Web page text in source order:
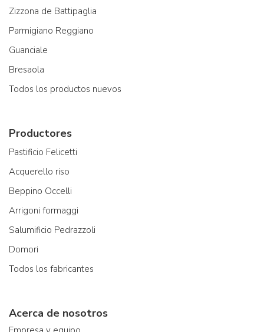
Zizzona de Battipaglia
Parmigiano Reggiano
Guanciale
Bresaola
Todos los productos nuevos
Productores
Pastificio Felicetti
Acquerello riso
Beppino Occelli
Arrigoni formaggi
Salumificio Pedrazzoli
Domori
Todos los fabricantes
Acerca de nosotros